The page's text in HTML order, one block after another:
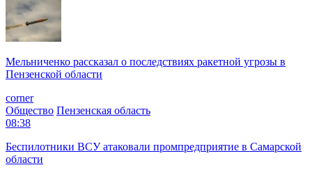
Мельниченко рассказал о последствиях ракетной угрозы в
Пензенской области
corner
Общество Пензенская область
08:38
Беспилотники ВСУ атаковали промпредприятие в Самарской
области